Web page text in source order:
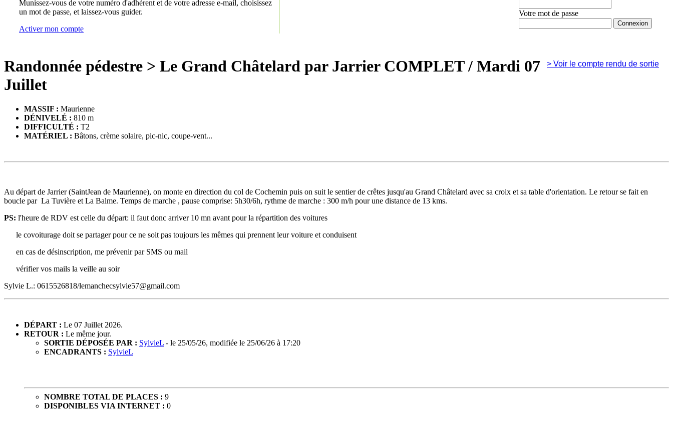
Munissez-vous de votre numéro d'adhérent et de votre adresse e-mail, choisissez
un mot de passe, et laissez-vous guider.
Activer mon compte
Votre mot de passe
> Voir le compte rendu de sortie
Randonnée pédestre > Le Grand Châtelard par Jarrier COMPLET/ Mardi 07
Juillet
MASSIF : Maurienne
DÉNIVELÉ : 810 m
DIFFICULTÉ : T2
MATÉRIEL : Bâtons, crème solaire, pic-nic, coupe-vent...
Au départ de Jarrier (SaintJean de Maurienne), on monte en direction du col de Cochemin puis on suit le sentier de crêtes jusqu'au Grand Châtelard avec sa croix et sa table d'orientation. Le retour se fait en
boucle par La Tuvière et La Balme. Temps de marche , pause comprise: 5h30/6h, rythme de marche : 300 m/h pour une distance de 13 kms.
PS: l'heure de RDV est celle du départ: il faut donc arriver 10 mn avant pour la répartition des voitures
le covoiturage doit se partager pour ce ne soit pas toujours les mêmes qui prennent leur voiture et conduisent
en cas de désinscription, me prévenir par SMS ou mail
vérifier vos mails la veille au soir
Sylvie L.: 0615526818/lemanchecsylvie57@gmail.com
DÉPART : Le 07 Juillet 2026.
RETOUR : Le même jour.
SORTIE DÉPOSÉE PAR : SylvieL - le 25/05/26, modifiée le 25/06/26 à 17:20
ENCADRANTS : SylvieL
NOMBRE TOTAL DE PLACES : 9
DISPONIBLES VIA INTERNET : 0